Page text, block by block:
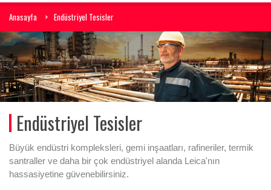
Anasayfa Endüstriyel Tesisler
Endüstriyel Tesisler
Büyük endüstri kompleksleri, gemi inşaatları, rafineriler, termik
santraller ve daha bir çok endüstriyel alanda Leica'nın
hassasiyetine güvenebilirsiniz.